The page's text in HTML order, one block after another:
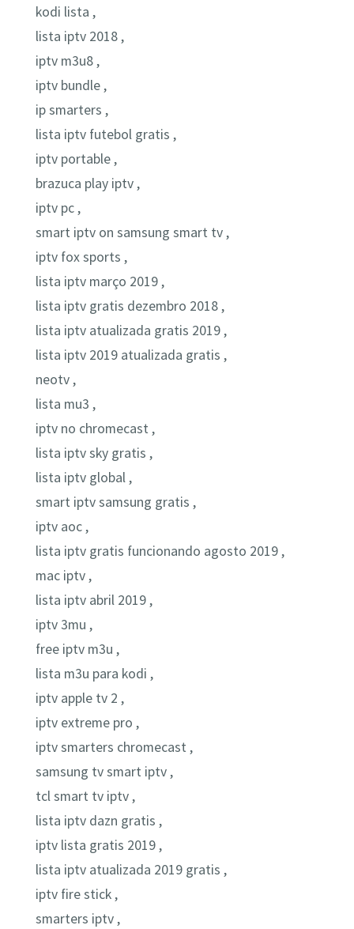
kodi lista ,
lista iptv 2018 ,
iptv m3u8 ,
iptv bundle ,
ip smarters ,
lista iptv futebol gratis ,
iptv portable ,
brazuca play iptv ,
iptv pc ,
smart iptv on samsung smart tv ,
iptv fox sports ,
lista iptv março 2019 ,
lista iptv gratis dezembro 2018 ,
lista iptv atualizada gratis 2019 ,
lista iptv 2019 atualizada gratis ,
neotv ,
lista mu3 ,
iptv no chromecast ,
lista iptv sky gratis ,
lista iptv global ,
smart iptv samsung gratis ,
iptv aoc ,
lista iptv gratis funcionando agosto 2019 ,
mac iptv ,
lista iptv abril 2019 ,
iptv 3mu ,
free iptv m3u ,
lista m3u para kodi ,
iptv apple tv 2 ,
iptv extreme pro ,
iptv smarters chromecast ,
samsung tv smart iptv ,
tcl smart tv iptv ,
lista iptv dazn gratis ,
iptv lista gratis 2019 ,
lista iptv atualizada 2019 gratis ,
iptv fire stick ,
smarters iptv ,